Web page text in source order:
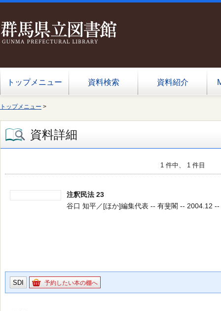
トップメニュー 資料検索 資料紹介
トップメニュー >
資料詳細
1 件中、 1 件目
注釈民法 23
谷口 知平／[ほか]編集代表 -- 有斐閣 -- 2004.12
SDI 予約したい本の棚へ